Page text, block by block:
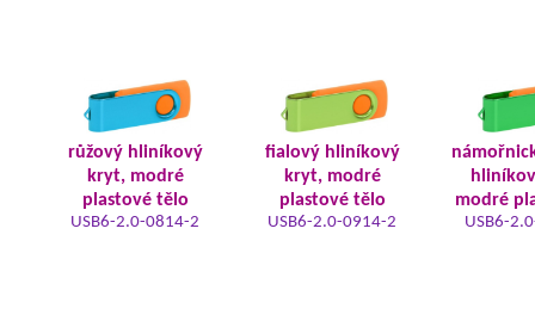
růžový hliníkový
kryt, modré
plastové tělo
USB6-2.0-0814-2
fialový hliníkový
kryt, modré
plastové tělo
USB6-2.0-0914-2
modré
USB6-